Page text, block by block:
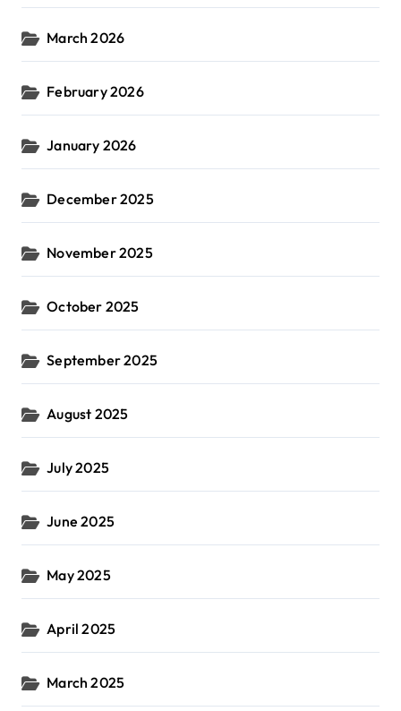
March 2026
February 2026
January 2026
December 2025
November 2025
October 2025
September 2025
August 2025
July 2025
June 2025
May 2025
April 2025
March 2025